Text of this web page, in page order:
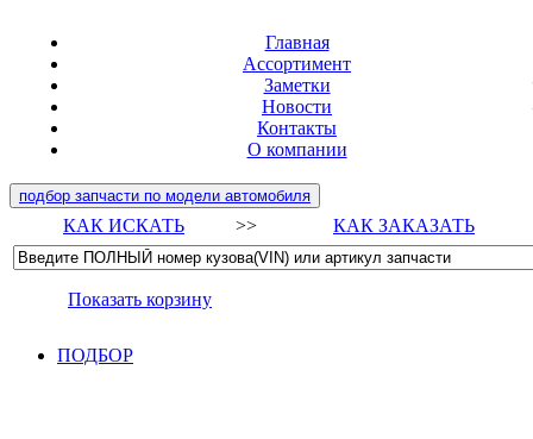
Главная
Ассортимент
Заметки
Новости
Контакты
О компании
подбор запчасти по модели автомобиля
КАК ИСКАТЬ >> КАК ЗАКАЗАТЬ
Показать корзину
ПОДБОР